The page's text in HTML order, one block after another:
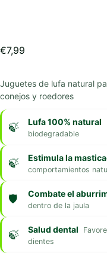
€7,99
Juguetes de lufa natural
conejos y roedores
Lufa 100% natural
biodegradable
Estimula la
comportamientos
Combate el
dentro de la jaula
Salud dental
dientes